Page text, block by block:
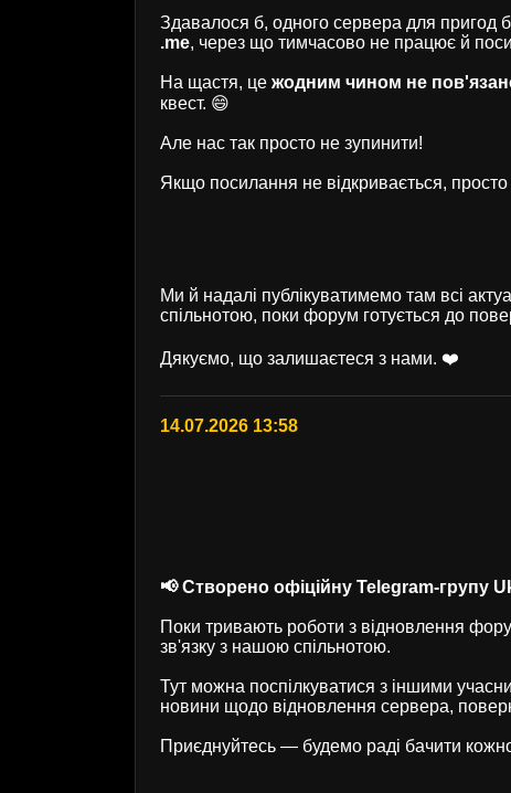
Здавалося б, одного сервера для пригод
.me, через що тимчасово не працює й
На щастя, це жодним чином не
квест. 😄
Але нас так просто не зупинити!
Якщо посилання не відкривається,
Ми й надалі публікуватимемо там всі
спільнотою, поки форум готується до
Дякуємо, що залишаєтеся з нами. ❤️
14.07.2026 13:58
📢 Створено офіційну Telegram-групу
Поки тривають роботи з відновлення
зв'язку з нашою спільнотою.
Тут можна поспілкуватися з іншими
новини щодо відновлення сервера,
Приєднуйтесь — будемо раді бачити